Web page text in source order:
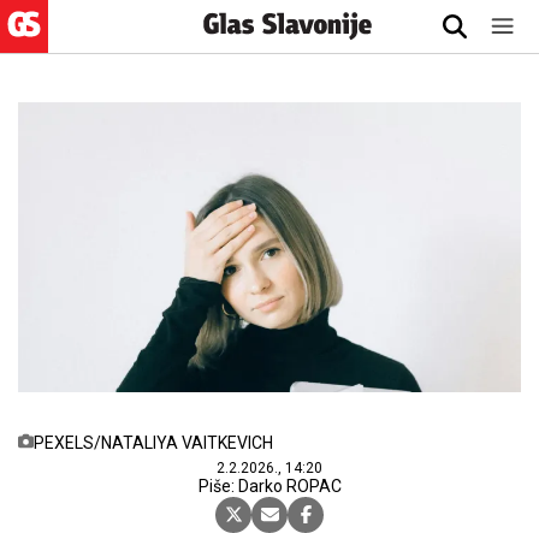
PEXELS/NATALIYA VAITKEVICH
2.2.2026., 14:20
Piše: Darko ROPAC